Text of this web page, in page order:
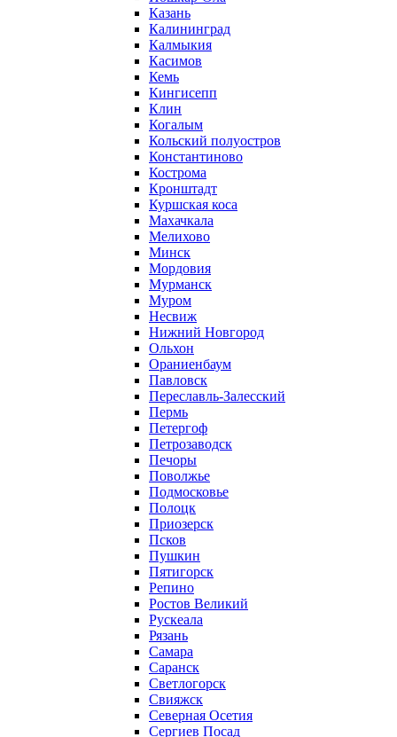
Казань
Калининград
Калмыкия
Касимов
Кемь
Кингисепп
Клин
Когалым
Кольский полуостров
Константиново
Кострома
Кронштадт
Куршская коса
Махачкала
Мелихово
Минск
Мордовия
Мурманск
Муром
Несвиж
Нижний Новгород
Ольхон
Ораниенбаум
Павловск
Переславль-Залесский
Пермь
Петергоф
Петрозаводск
Печоры
Поволжье
Подмосковье
Полоцк
Приозерск
Псков
Пушкин
Пятигорск
Репино
Ростов Великий
Рускеала
Рязань
Самара
Саранск
Светлогорск
Свияжск
Северная Осетия
Сергиев Посад